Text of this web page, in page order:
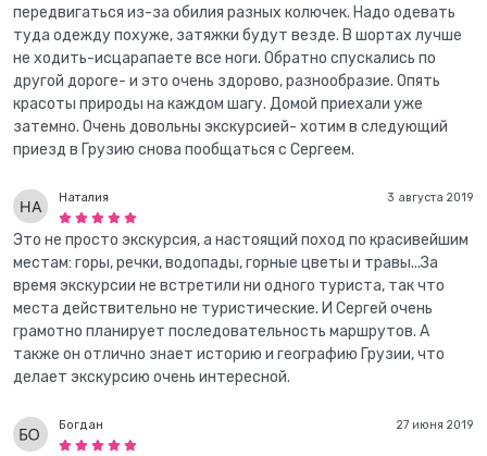
передвигаться из-за обилия разных колючек. Надо одевать
туда одежду похуже, затяжки будут везде. В шортах лучше
не ходить-исцарапаете все ноги. Обратно спускались по
другой дороге- и это очень здорово, разнообразие. Опять
красоты природы на каждом шагу. Домой приехали уже
затемно. Очень довольны экскурсией- хотим в следующий
приезд в Грузию снова пообщаться с Сергеем.
3 августа 2019
Наталия
Это не просто экскурсия, а настоящий поход по красивейшим
местам: горы, речки, водопады, горные цветы и травы...За
время экскурсии не встретили ни одного туриста, так что
места действительно не туристические. И Сергей очень
грамотно планирует последовательность маршрутов. А
также он отлично знает историю и географию Грузии, что
делает экскурсию очень интересной.
27 июня 2019
Богдан